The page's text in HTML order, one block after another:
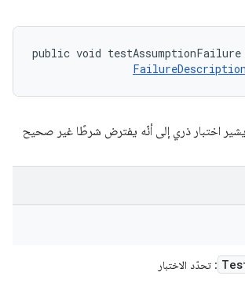
public void
FailureDescription
اختبار ذري إلى أنّه يفترض شرطًا غير صحيح
: تحدّد الاختبار